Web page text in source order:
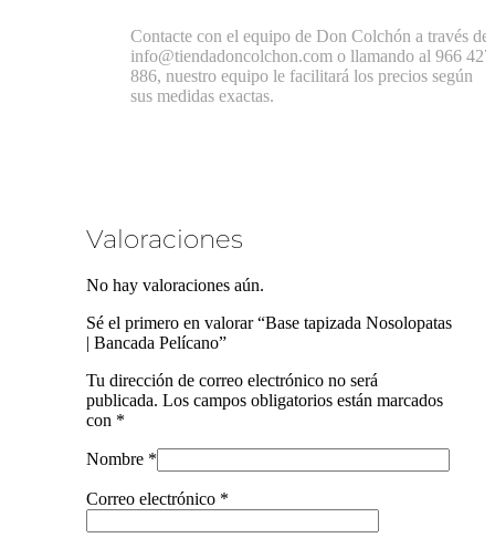
Contacte con el equipo de Don Colchón a través de
info@tiendadoncolchon.com o llamando al 966 427
886, nuestro equipo le facilitará los precios según
sus medidas exactas.
Valoraciones
No hay valoraciones aún.
Sé el primero en valorar “Base tapizada Nosolopatas
| Bancada Pelícano”
Tu dirección de correo electrónico no será
publicada. Los campos obligatorios están marcados
con *
Nombre *
Correo electrónico *